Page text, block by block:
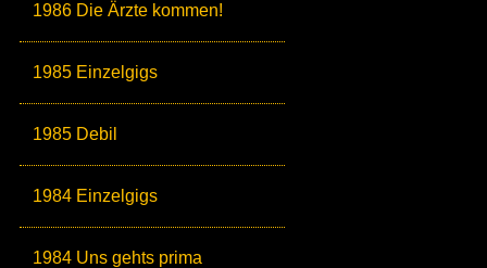
1986 Die Ärzte kommen!
1985 Einzelgigs
1985 Debil
1984 Einzelgigs
1984 Uns gehts prima